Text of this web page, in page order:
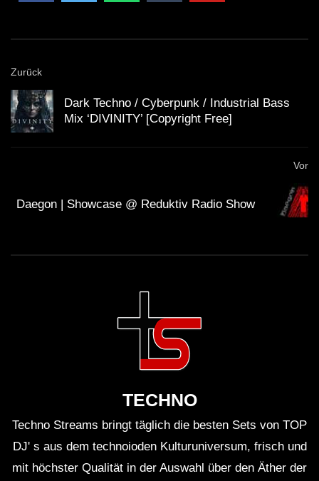
Zurück
Dark Techno / Cyberpunk / Industrial Bass
Mix ‘DIVINITY’ [Copyright Free]
Vor
Daegon | Showcase @ Reduktiv Radio Show
TECHNO
Techno Streams bringt täglich die besten Sets von TOP
DJ' s aus dem technoioden Kulturuniversum, frisch und
mit höchster Qualität in der Auswahl über den Äther der